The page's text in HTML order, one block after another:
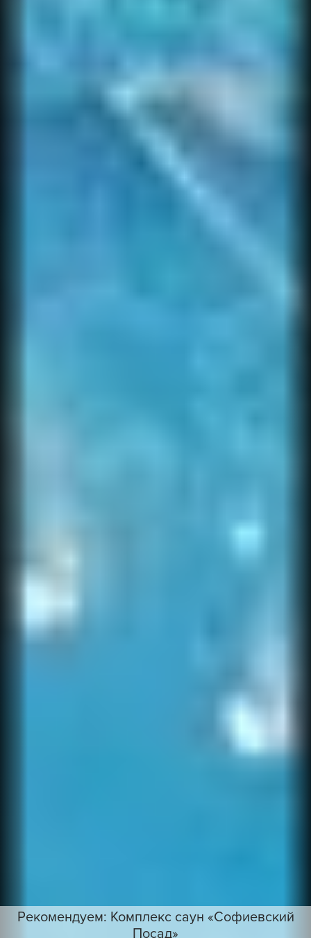
Рекомендуем: Комплекс саун «Софиевский
Посад»